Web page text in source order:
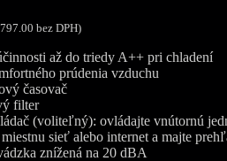
797.00 bez DPH)
až do triedy A++ pri chladení
prúdenia vzduchu
časovač
filter
(voliteľný): ovládajte vnútornú
sieť alebo internet a majte
znížená na 20 dBA